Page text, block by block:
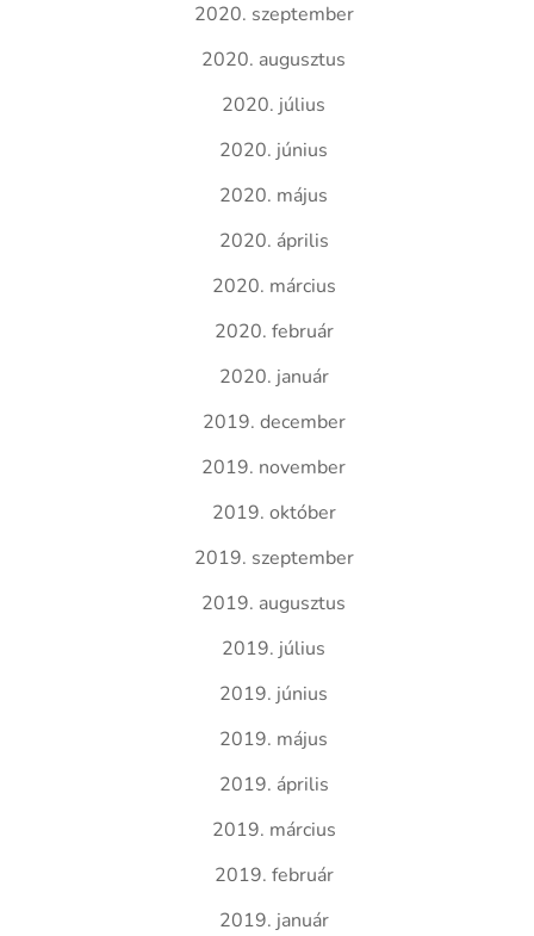
2020. szeptember
2020. augusztus
2020. július
2020. június
2020. május
2020. április
2020. március
2020. február
2020. január
2019. december
2019. november
2019. október
2019. szeptember
2019. augusztus
2019. július
2019. június
2019. május
2019. április
2019. március
2019. február
2019. január